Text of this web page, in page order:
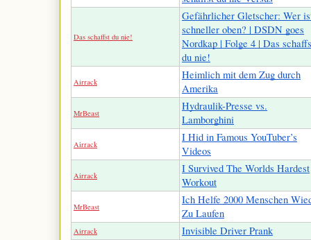
Das schaffst du nie!
Gefährlicher Gletscher: Wer
schneller oben? | DSDN goes
Nordkap | Folge 4 | Das
du nie!
Airrack
Heimlich mit dem Zug durch
Amerika
MrBeast
Hydraulik-Presse vs.
Lamborghini
Airrack
I Hid in Famous YouTuber’s
Videos
Airrack
I Survived The Worlds Hardest
Workout
MrBeast
Ich Helfe 2000 Menschen
Zu Laufen
Airrack Invisible Driver Prank